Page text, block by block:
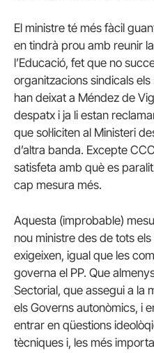
El ministre té més fàcil
en tindrà prou amb reunir
l’Educació, fet que no
organitzacions sindicals
han deixat a Méndez de
despatx i ja li estan
que sol·liciten al Ministeri
d’altra banda. Excepte
satisfeta amb què es
cap mesura més.
Aquesta (improbable)
nou ministre des de tots
exigeixen, igual que les
governa el PP. Que
Sectorial, que assegui a la
els Governs autonòmics, i
entrar en qüestions
tècniques i, les més